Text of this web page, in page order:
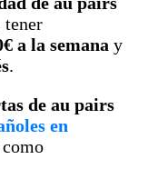
tener
a la semana y
.
de au pairs
en